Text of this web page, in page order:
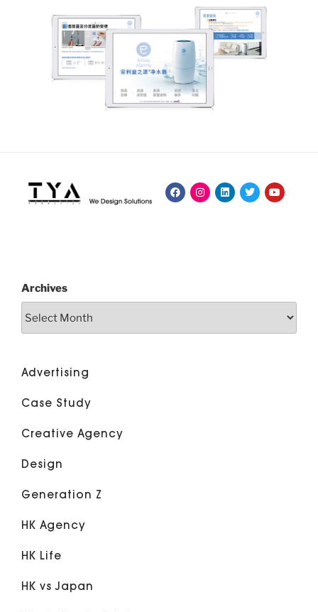
Archives
Advertising
Case Study
Creative Agency
Design
Generation Z
HK Agency
HK Life
HK vs Japan